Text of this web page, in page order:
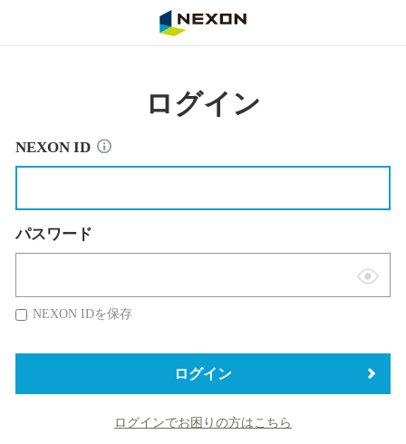
ログイン
NEXON ID
パスワード
表
替
NEXON IDを保存
ログイン
ログインでお困りの方はこちら